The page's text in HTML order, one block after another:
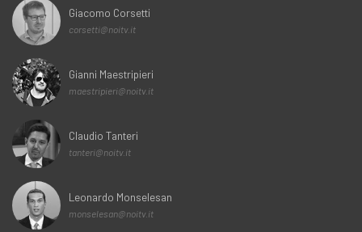
Giacomo Corsetti
corsetti@noitv.it
Gianni Maestripieri
maestripieri@noitv.it
Claudio Tanteri
tanteri@noitv.it
Leonardo Monselesan
monselesan@noitv.it